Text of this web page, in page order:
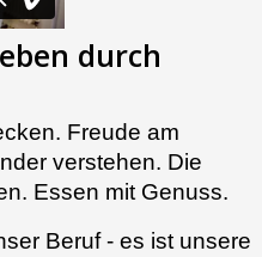
durch
Freude am
verstehen. Die
Essen mit Genuss.
Beruf - es ist unsere